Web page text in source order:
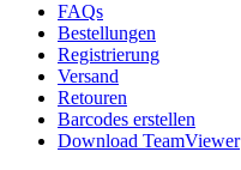
FAQs
Bestellungen
Registrierung
Versand
Retouren
Barcodes erstellen
Download TeamViewer